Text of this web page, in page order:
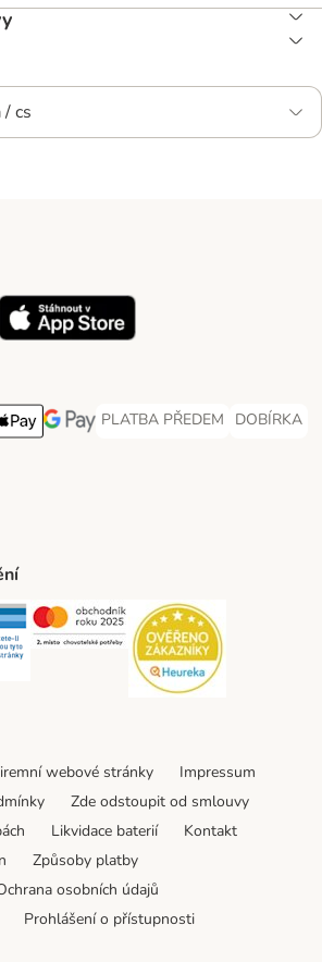
cs
Method
Method
pay Payment Method
GooglePay Payment Method
PLATBA PŘEDEM
PLATBA PŘEDEM Payment
DOBÍRKA
DOBÍRKA
Method
MethodShipping Method
Security Security
webové stránky
Impressum
Zde odstoupit od smlouvy
Likvidace baterií
Kontakt
Způsoby platby
osobních údajů
Prohlášení o přístupnosti